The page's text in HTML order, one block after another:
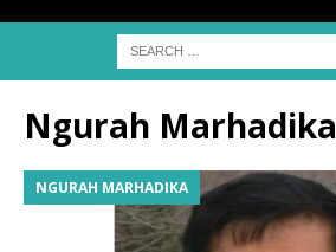
Ngurah Marhadika
NGURAH MARHADIKA